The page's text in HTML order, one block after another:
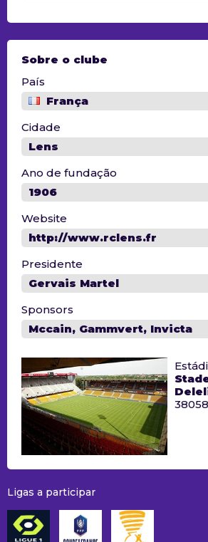
Sobre o clube
País
França
Cidade
Lens
Ano de fundação
1906
Website
http://www.rclens.fr
Presidente
Gervais Martel
Sponsors
Mccain, Gammvert, Invicta
Ligas a participar